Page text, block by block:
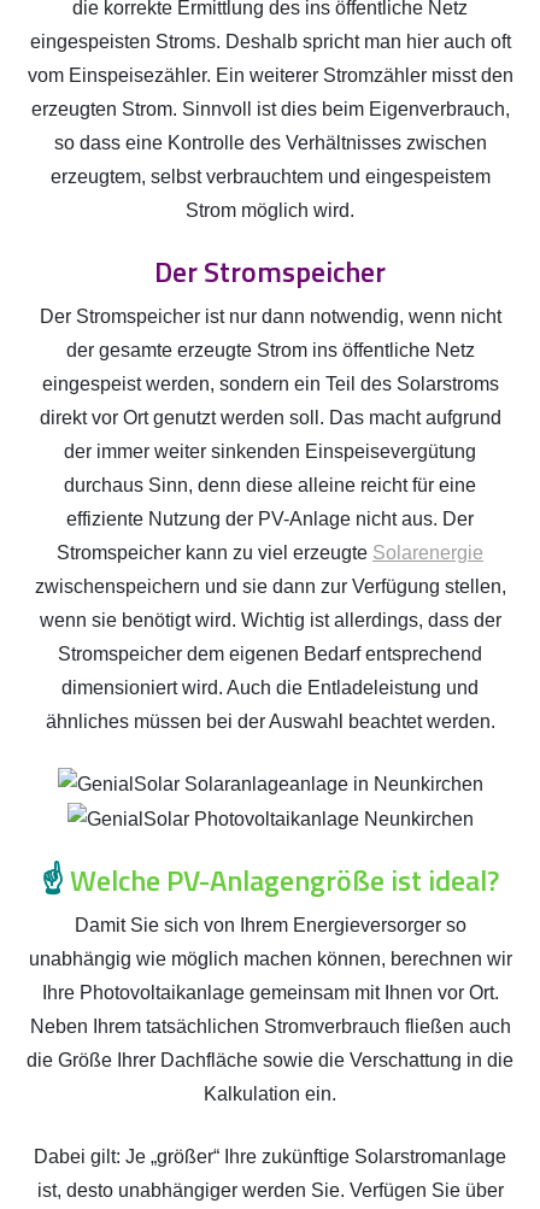
die korrekte Ermittlung des ins öffentliche Netz
eingespeisten Stroms. Deshalb spricht man hier auch oft
vom Einspeisezähler. Ein weiterer Stromzähler misst den
erzeugten Strom. Sinnvoll ist dies beim Eigenverbrauch,
so dass eine Kontrolle des Verhältnisses zwischen
erzeugtem, selbst verbrauchtem und eingespeistem
Strom möglich wird.
Der Stromspeicher
Der Stromspeicher ist nur dann notwendig, wenn nicht
der gesamte erzeugte Strom ins öffentliche Netz
eingespeist werden, sondern ein Teil des Solarstroms
direkt vor Ort genutzt werden soll. Das macht aufgrund
der immer weiter sinkenden Einspeisevergütung
durchaus Sinn, denn diese alleine reicht für eine
effiziente Nutzung der PV-Anlage nicht aus. Der
Stromspeicher kann zu viel erzeugte Solarenergie
zwischenspeichern und sie dann zur Verfügung stellen,
wenn sie benötigt wird. Wichtig ist allerdings, dass der
Stromspeicher dem eigenen Bedarf entsprechend
dimensioniert wird. Auch die Entladeleistung und
ähnliches müssen bei der Auswahl beachtet werden.
☝️Welche PV-Anlagengröße ist ideal?
Damit Sie sich von Ihrem Energieversorger so
unabhängig wie möglich machen können, berechnen wir
Ihre Photovoltaikanlage gemeinsam mit Ihnen vor Ort.
Neben Ihrem tatsächlichen Stromverbrauch fließen auch
die Größe Ihrer Dachfläche sowie die Verschattung in die
Kalkulation ein.
Dabei gilt: Je „größer“ Ihre zukünftige Solarstromanlage
ist, desto unabhängiger werden Sie. Verfügen Sie über